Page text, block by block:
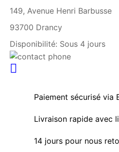
149, Avenue Henri Barbusse
93700 Drancy
Disponibilité: Sous 4 jours
Paiement sécurisé via
Livraison rapide avec
14 jours pour nous